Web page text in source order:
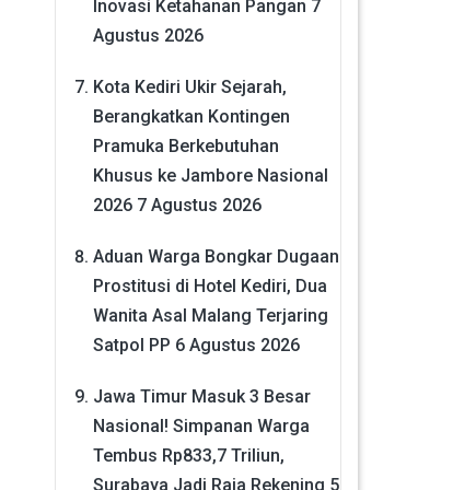
Inovasi Ketahanan Pangan 7
Agustus 2026
Kota Kediri Ukir Sejarah,
Berangkatkan Kontingen
Pramuka Berkebutuhan
Khusus ke Jambore Nasional
2026 7 Agustus 2026
Aduan Warga Bongkar Dugaan
Prostitusi di Hotel Kediri, Dua
Wanita Asal Malang Terjaring
Satpol PP 6 Agustus 2026
Jawa Timur Masuk 3 Besar
Nasional! Simpanan Warga
Tembus Rp833,7 Triliun,
Surabaya Jadi Raja Rekening 5